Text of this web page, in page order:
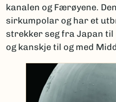
kanalen og Færøyene.
sirkumpolar og har et
strekker seg fra Japan til
og kanskje til og med